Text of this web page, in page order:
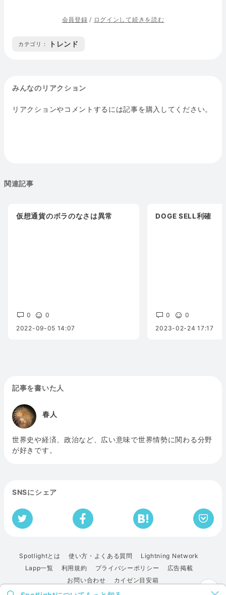
会員登録 / ログインして続きを読む
カテゴリ : トレンド
みんなのリアクション
リアクションやコメントするには記事を購入してください。
関連記事
仮想通貨のボラのなさは異常
0
0
2022-09-05 14:07
DOGE SELL利確
0
0
2023-02-24 17:17
記事を書いた人
春人
世界史や経済、政治など、広い意味で世界情勢に関わる分野
が好きです。
SNSにシェア
Spotlightとは 使い方・よくある質問
Lightning Network
Lapp一覧
利用規約 プライバシーポリシー
広告掲載
お問い合わせ
カイゼン目安箱